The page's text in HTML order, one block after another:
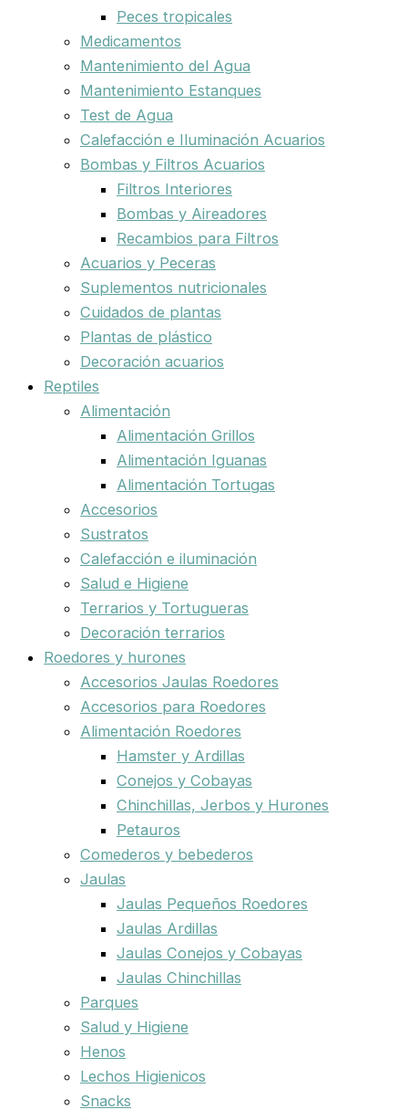
Peces tropicales
Medicamentos
Mantenimiento del Agua
Mantenimiento Estanques
Test de Agua
Calefacción e Iluminación Acuarios
Bombas y Filtros Acuarios
Filtros Interiores
Bombas y Aireadores
Recambios para Filtros
Acuarios y Peceras
Suplementos nutricionales
Cuidados de plantas
Plantas de plástico
Decoración acuarios
Reptiles
Alimentación
Alimentación Grillos
Alimentación Iguanas
Alimentación Tortugas
Accesorios
Sustratos
Calefacción e iluminación
Salud e Higiene
Terrarios y Tortugueras
Decoración terrarios
Roedores y hurones
Accesorios Jaulas Roedores
Accesorios para Roedores
Alimentación Roedores
Hamster y Ardillas
Conejos y Cobayas
Chinchillas, Jerbos y Hurones
Petauros
Comederos y bebederos
Jaulas
Jaulas Pequeños Roedores
Jaulas Ardillas
Jaulas Conejos y Cobayas
Jaulas Chinchillas
Parques
Salud y Higiene
Henos
Lechos Higienicos
Snacks